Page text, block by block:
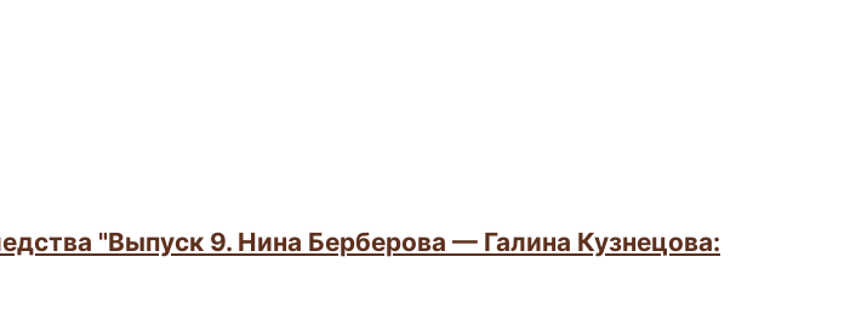
"Выпуск 9. Нина Берберова — Галина Кузнецова: